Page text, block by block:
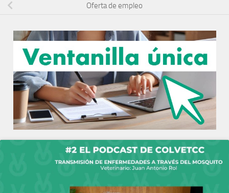
Oferta de empleo